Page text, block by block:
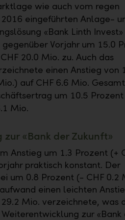
wie auch vom regen
2016 eingeführten Anlage-
«Bank Linth Invest»
Vorjahr um 15.0
20.0 Mio. zu. Auch das
einen Anstieg von
auf CHF 6.6 Mio.
um 10.5 Prozent
Mio.
«Bank der Zukunft»
Anstieg um 1.3 Prozent (+
praktisch konstant. Der
um 0.8 Prozent (- CHF 0.2
einen leichten
Mio. verzeichnete, was
zur «Bank